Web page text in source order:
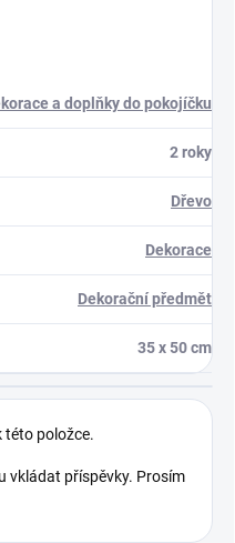
a doplňky do pokojíčku
2 roky
Dřevo
Dekorace
Dekorační předmět
35 x 50 cm
této položce.
vkládat příspěvky. Prosím